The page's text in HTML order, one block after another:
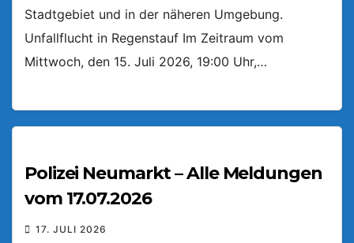
Stadtgebiet und in der näheren Umgebung.
Unfallflucht in Regenstauf Im Zeitraum vom
Mittwoch, den 15. Juli 2026, 19:00 Uhr,…
Polizei Neumarkt – Alle Meldungen
vom 17.07.2026
17. JULI 2026